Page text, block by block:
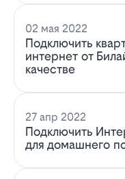
02 мая 2022
Подключить
интернет от
качестве
27 апр 2022
Подключить
для домашнего